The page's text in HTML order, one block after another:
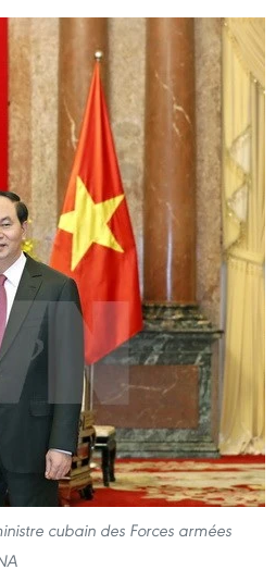
cubain des Forces armées